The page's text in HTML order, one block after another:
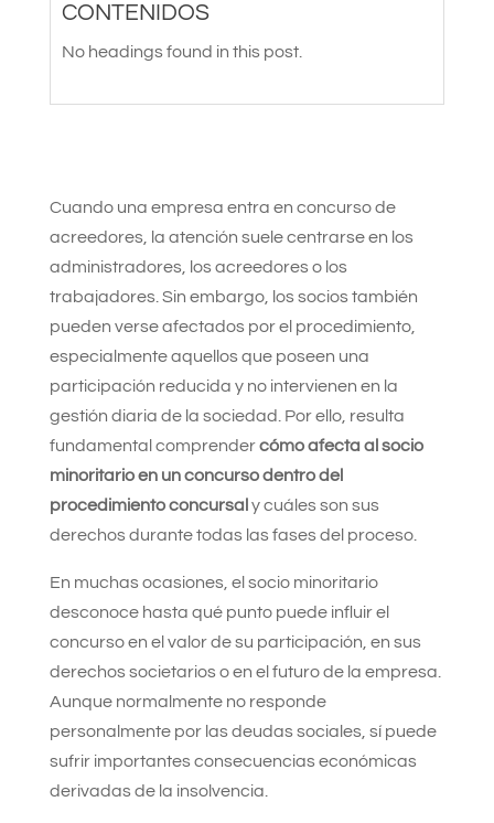
CONTENIDOS
No headings found in this post.
Cuando una empresa entra en concurso de
acreedores, la atención suele centrarse en los
administradores, los acreedores o los
trabajadores. Sin embargo, los socios también
pueden verse afectados por el procedimiento,
especialmente aquellos que poseen una
participación reducida y no intervienen en la
gestión diaria de la sociedad. Por ello, resulta
fundamental comprendercómo afecta al socio
minoritario en un concurso dentro del
procedimiento concursal y cuáles son sus
derechos durante todas las fases del proceso.
En muchas ocasiones, el socio minoritario
desconoce hasta qué punto puede influir el
concurso en el valor de su participación, en sus
derechos societarios o en el futuro de la empresa.
Aunque normalmente no responde
personalmente por las deudas sociales, sí puede
sufrir importantes consecuencias económicas
derivadas de la insolvencia.